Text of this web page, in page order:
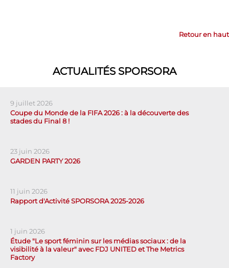
Retour en haut
ACTUALITÉS SPORSORA
9 juillet 2026
Coupe du Monde de la FIFA 2026 : à la découverte des
stades du Final 8 !
23 juin 2026
GARDEN PARTY 2026
11 juin 2026
Rapport d'Activité SPORSORA 2025-2026
1 juin 2026
Étude "Le sport féminin sur les médias sociaux : de la
visibilité à la valeur" avec FDJ UNITED et The Metrics
Factory